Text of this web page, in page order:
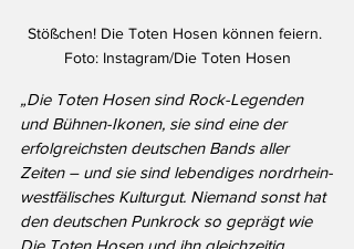
Stößchen! Die Toten Hosen können feiern.
Foto: Instagram/Die Toten Hosen
„Die Toten Hosen sind Rock-Legenden
und Bühnen-Ikonen, sie sind eine der
erfolgreichsten deutschen Bands aller
Zeiten – und sie sind lebendiges nordrhein-
westfälisches Kulturgut. Niemand sonst hat
den deutschen Punkrock so geprägt wie
Die Toten Hosen und ihn gleichzeitig